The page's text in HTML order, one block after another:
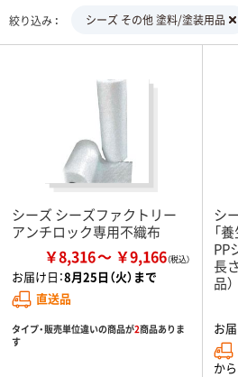
絞り込み シーズ その他 塗料/塗装用品
シーズ シーズファクトリー
アンチロック専用不織布
￥8,316 ￥9,166
お届け日：8月25日（火）まで
直送品
タイプ・販売単位違いの商品が2商品ありま
す
シ
「
PP
長
品）
お届
か